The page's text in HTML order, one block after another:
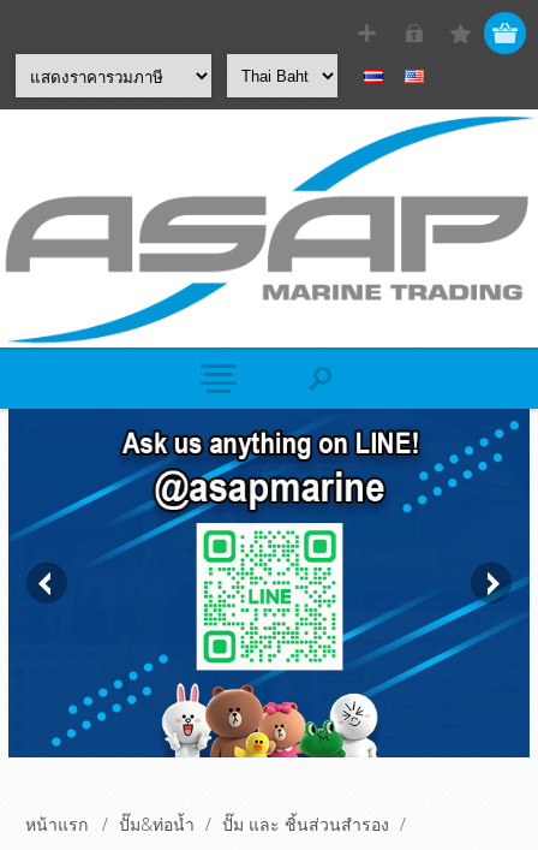
หน้าแรก / ปั๊ม&ท่อน้ำ / ปั๊ม และ ชิ้นส่วนสำรอง /